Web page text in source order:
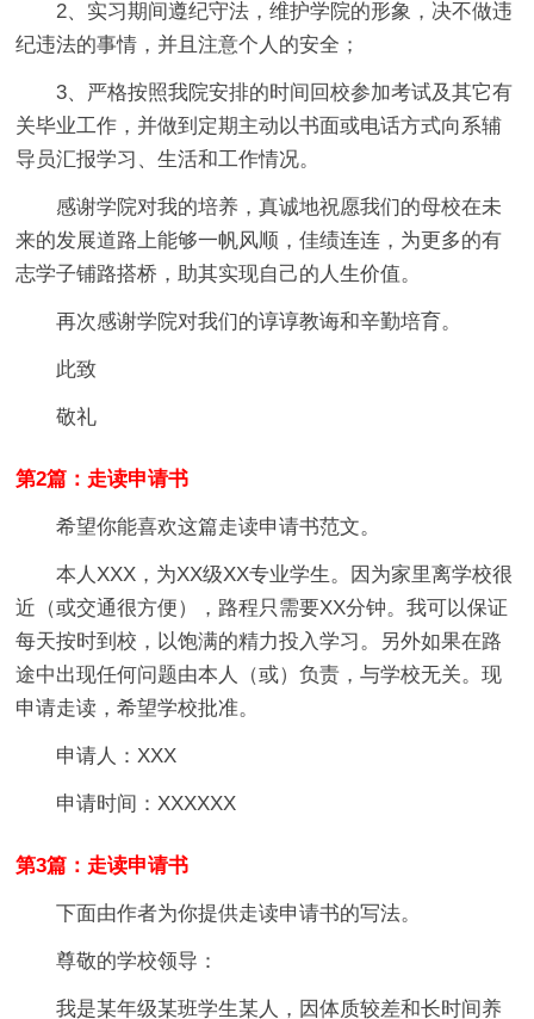
2、实习期间遵纪守法，维护学院的形象，决不做违
纪违法的事情，并且注意个人的安全；
3、严格按照我院安排的时间回校参加考试及其它有
关毕业工作，并做到定期主动以书面或电话方式向系辅
导员汇报学习、生活和工作情况。
感谢学院对我的培养，真诚地祝愿我们的母校在未
来的发展道路上能够一帆风顺，佳绩连连，为更多的有
志学子铺路搭桥，助其实现自己的人生价值。
再次感谢学院对我们的谆谆教诲和辛勤培育。
此致
敬礼
第2篇：走读申请书
希望你能喜欢这篇走读申请书范文。
本人XXX，为XX级XX专业学生。因为家里离学校很
近（或交通很方便），路程只需要XX分钟。我可以保证
每天按时到校，以饱满的精力投入学习。另外如果在路
途中出现任何问题由本人（或）负责，与学校无关。现
申请走读，希望学校批准。
申请人：XXX
申请时间：XXXXXX
第3篇：走读申请书
下面由作者为你提供走读申请书的写法。
尊敬的学校领导：
我是某年级某班学生某人，因体质较差和长时间养